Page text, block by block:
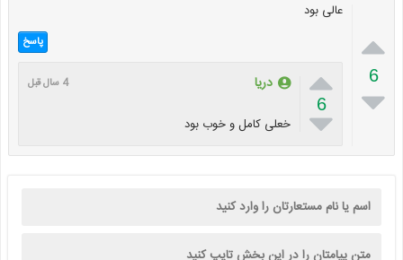

6

عالی بود
پاسخ

6

دریا 4 سال قبل
خعلی کامل و خوب بود